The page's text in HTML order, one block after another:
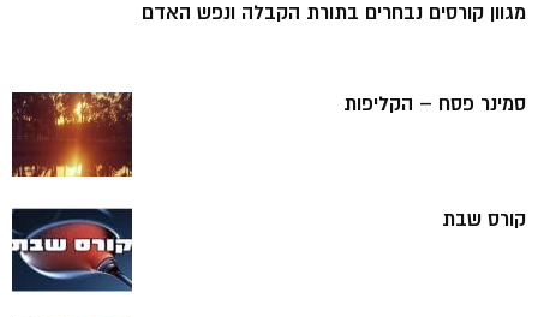
מגוון קורסים נבחרים בתורת הקבלה ונפש האדם
סמינר פסח – הקליפות
קורס שבת